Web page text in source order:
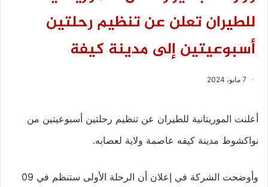
للطيران تعلن عن تنظيم رحلتين
أسبوعيتين إلى مدينة كيفة
7 مايو، 2024
أعلنت الموريتانية للطيران عن تنظيم رحلتين أسبوعيتين من
نواكشوط مدينة كيفه عاصمة ولاية لعصابه.
وأوضحت الشركة في إعلان أن الرحلة الأولى ستنظم في 09